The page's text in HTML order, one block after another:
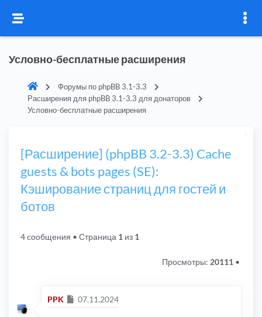
Условно-бесплатные расширения
Форумы по phpBB 3.1-3.3
Расширения для phpBB 3.1-3.3 для донаторов
Условно-бесплатные расширения
[Расширение] (phpBB 3.2-3.3) Cache
guests & bots pages (SE):
Кэширование страниц для гостей и
ботов
4 сообщения • Страница 1 из 1
Просмотры: 20111 •
PPK Сообщение
07.11.2024